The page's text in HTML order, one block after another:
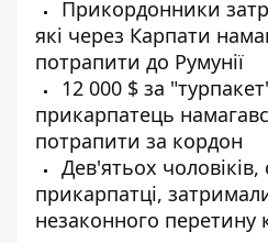
Прикордонники
які через Карпати
потрапити до Румунії
12 000 $ за
прикарпатець
потрапити за кордон
Дев'ятьох
прикарпатці,
незаконного перетину